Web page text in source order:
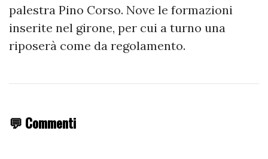
palestra Pino Corso. Nove le formazioni
inserite nel girone, per cui a turno una
riposerà come da regolamento.
💬 Commenti